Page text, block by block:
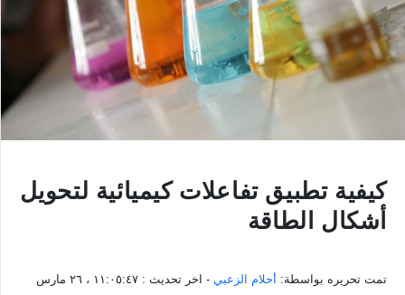
كيفية تطبيق تفاعلات كيميائية لتحويل
أشكال الطاقة
تمت تحريره بواسطة: أحلام الزعبي - اخر تحديث :
١١:٠٥:٤٧ ، ٢٦ مارس